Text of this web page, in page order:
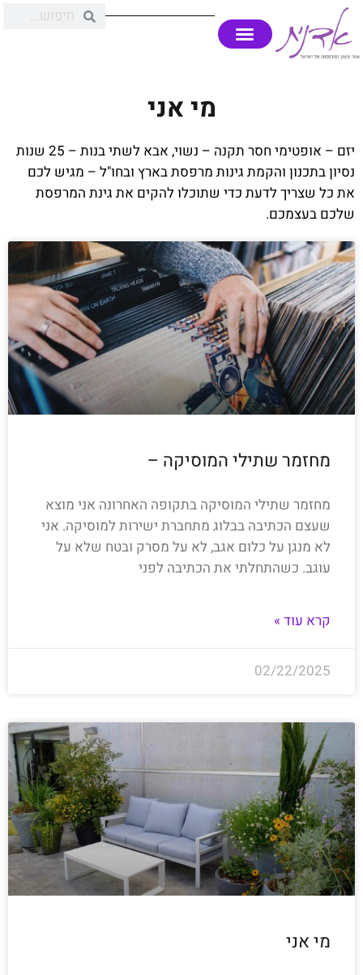
מי אני
יזם – אופטימי חסר תקנה – נשוי, אבא לשתי בנות – 25 שנות
נסיון בתכנון והקמת גינות מרפסת בארץ ובחו"ל – מגיש לכם
את כל שצריך לדעת כדי שתוכלו להקים את גינת המרפסת
שלכם בעצמכם.
מחזמר שתילי המוסיקה –
מחזמר שתילי המוסיקה בתקופה האחרונה אני מוצא
שעצם הכתיבה בבלוג מתחברת ישירות למוסיקה. אני
לא מנגן על כלום אגב, לא על מסרק ובטח שלא על
עוגב. כשהתחלתי את הכתיבה לפני
קרא עוד »
02/22/2025
מי אני